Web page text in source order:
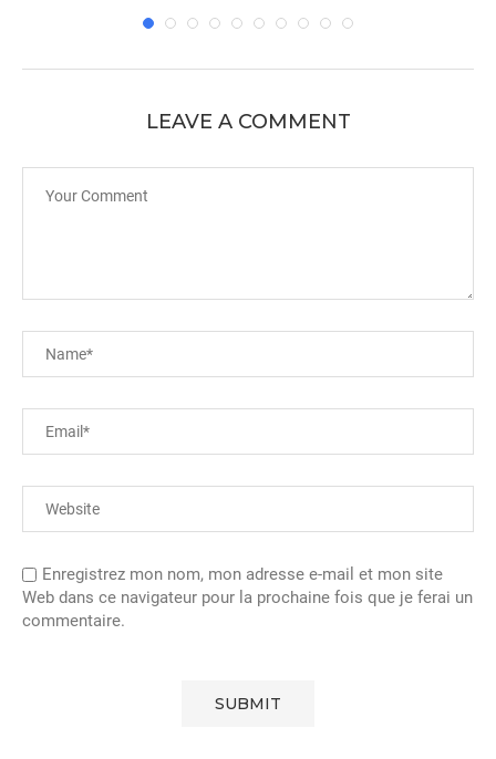
LEAVE A COMMENT
Enregistrez mon nom, mon adresse e-mail et mon site
Web dans ce navigateur pour la prochaine fois que je ferai un
commentaire.